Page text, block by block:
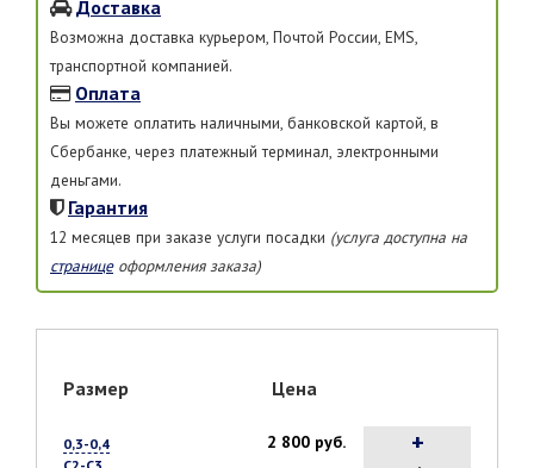
Доставка
Возможна доставка курьером, Почтой России, EMS,
транспортной компанией.
Оплата
Вы можете оплатить наличными, банковской картой, в
Сбербанке, через платежный терминал, электронными
деньгами.
Гарантия
12 месяцев при заказе услуги посадки (услуга доступна на
страницеоформления заказа)
Размер Цена
0,3-0,4
2 800 руб. +